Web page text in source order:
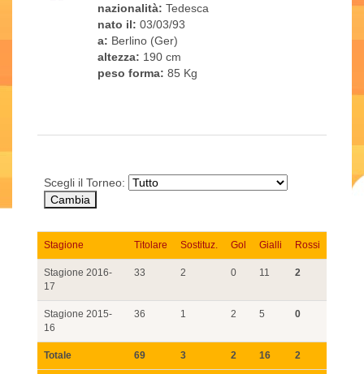
nazionalità: Tedesca
nato il: 03/03/93
a: Berlino (Ger)
altezza: 190 cm
peso forma: 85 Kg
Scegli il Torneo:
Stagione Titolare Sostituz. Gol Gialli Rossi
Stagione 2016-
17
33 2 0 11 2
Stagione 2015-
16
36 1 2 5 0
Totale 69 3 2 16 2